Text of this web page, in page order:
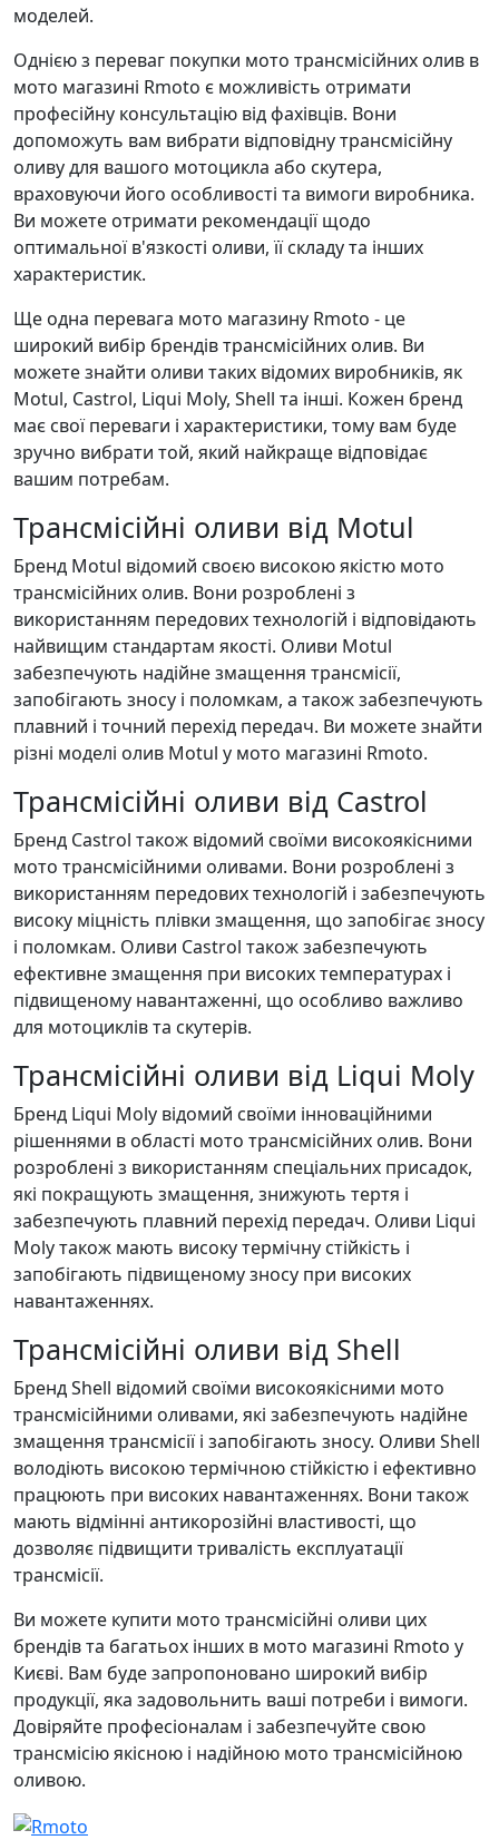
моделей.
Однією з переваг покупки мото трансмісійних олив в
мото магазині Rmoto є можливість отримати
професійну консультацію від фахівців. Вони
допоможуть вам вибрати відповідну трансмісійну
оливу для вашого мотоцикла або скутера,
враховуючи його особливості та вимоги виробника.
Ви можете отримати рекомендації щодо
оптимальної в'язкості оливи, її складу та інших
характеристик.
Ще одна перевага мото магазину Rmoto - це
широкий вибір брендів трансмісійних олив. Ви
можете знайти оливи таких відомих виробників, як
Motul, Castrol, Liqui Moly, Shell та інші. Кожен бренд
має свої переваги і характеристики, тому вам буде
зручно вибрати той, який найкраще відповідає
вашим потребам.
Трансмісійні оливи від Motul
Бренд Motul відомий своєю високою якістю мото
трансмісійних олив. Вони розроблені з
використанням передових технологій і відповідають
найвищим стандартам якості. Оливи Motul
забезпечують надійне змащення трансмісії,
запобігають зносу і поломкам, а також забезпечують
плавний і точний перехід передач. Ви можете знайти
різні моделі олив Motul у мото магазині Rmoto.
Трансмісійні оливи від Castrol
Бренд Castrol також відомий своїми високоякісними
мото трансмісійними оливами. Вони розроблені з
використанням передових технологій і забезпечують
високу міцність плівки змащення, що запобігає зносу
і поломкам. Оливи Castrol також забезпечують
ефективне змащення при високих температурах і
підвищеному навантаженні, що особливо важливо
для мотоциклів та скутерів.
Трансмісійні оливи від Liqui Moly
Бренд Liqui Moly відомий своїми інноваційними
рішеннями в області мото трансмісійних олив. Вони
розроблені з використанням спеціальних присадок,
які покращують змащення, знижують тертя і
забезпечують плавний перехід передач. Оливи Liqui
Moly також мають високу термічну стійкість і
запобігають підвищеному зносу при високих
навантаженнях.
Трансмісійні оливи від Shell
Бренд Shell відомий своїми високоякісними мото
трансмісійними оливами, які забезпечують надійне
змащення трансмісії і запобігають зносу. Оливи Shell
володіють високою термічною стійкістю і ефективно
працюють при високих навантаженнях. Вони також
мають відмінні антикорозійні властивості, що
дозволяє підвищити тривалість експлуатації
трансмісії.
Ви можете купити мото трансмісійні оливи цих
брендів та багатьох інших в мото магазині Rmoto у
Києві. Вам буде запропоновано широкий вибір
продукції, яка задовольнить ваші потреби і вимоги.
Довіряйте професіоналам і забезпечуйте свою
трансмісію якісною і надійною мото трансмісійною
оливою.